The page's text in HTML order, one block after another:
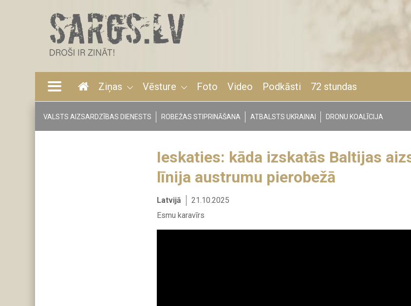
Main
navigation
Ziņas Vēsture Foto Video Podkāsti 72 stundas
VALSTS AIZSARDZĪBAS DIENESTS ROBEŽAS STIPRINĀŠANA ATBALSTS UKRAINAI DRONU KOALĪCIJA
Ieskaties: kāda izskatās Baltijas
līnija austrumu pierobežā
Latvijā
21.10.2025
Esmu karavīrs